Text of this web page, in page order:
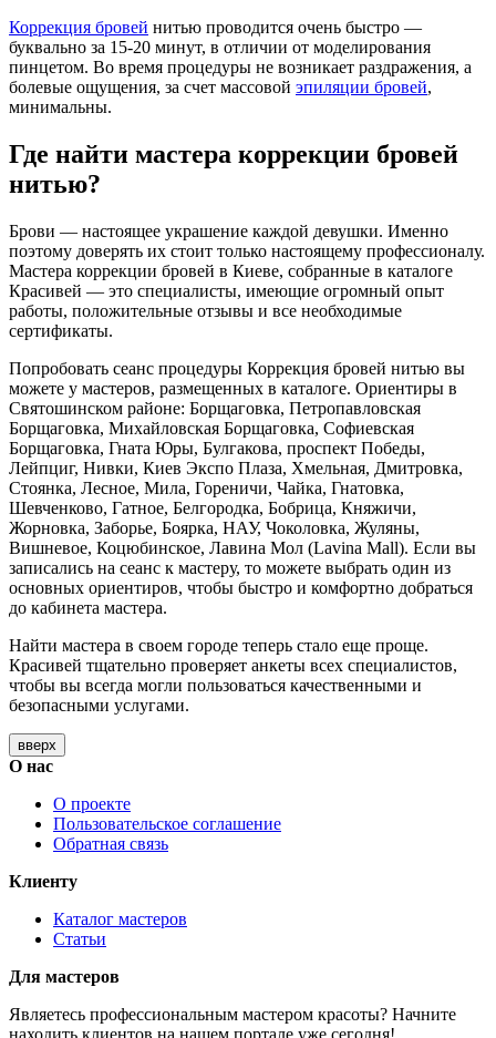
Коррекция бровей нитью проводится очень быстро —
буквально за 15-20 минут, в отличии от моделирования
пинцетом. Во время процедуры не возникает раздражения, а
болевые ощущения, за счет массовой эпиляции бровей,
минимальны.
Где найти мастера коррекции бровей
нитью?
Брови — настоящее украшение каждой девушки. Именно
поэтому доверять их стоит только настоящему профессионалу.
Мастера коррекции бровей в Киеве, собранные в каталоге
Красивей — это специалисты, имеющие огромный опыт
работы, положительные отзывы и все необходимые
сертификаты.
Попробовать сеанс процедуры Коррекция бровей нитью вы
можете у мастеров, размещенных в каталоге. Ориентиры в
Святошинском районе: Борщаговка, Петропавловская
Борщаговка, Михайловская Борщаговка, Софиевская
Борщаговка, Гната Юры, Булгакова, проспект Победы,
Лейпциг, Нивки, Киев Экспо Плаза, Хмельная, Дмитровка,
Стоянка, Лесное, Мила, Гореничи, Чайка, Гнатовка,
Шевченково, Гатное, Белгородка, Бобрица, Княжичи,
Жорновка, Заборье, Боярка, НАУ, Чоколовка, Жуляны,
Вишневое, Коцюбинское, Лавина Мол (Lavina Mall). Если вы
записались на сеанс к мастеру, то можете выбрать один из
основных ориентиров, чтобы быстро и комфортно добраться
до кабинета мастера.
Найти мастера в своем городе теперь стало еще проще.
Красивей тщательно проверяет анкеты всех специалистов,
чтобы вы всегда могли пользоваться качественными и
безопасными услугами.
вверх
О нас
О проекте
Пользовательское соглашение
Обратная связь
Клиенту
Каталог мастеров
Статьи
Для мастеров
Являетесь профессиональным мастером красоты? Начните
находить клиентов на нашем портале уже сегодня!